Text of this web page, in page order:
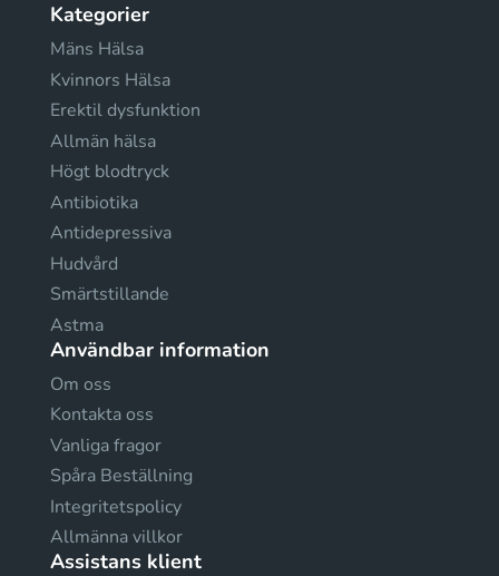
Kategorier
Mäns Hälsa
Kvinnors Hälsa
Erektil dysfunktion
Allmän hälsa
Högt blodtryck
Antibiotika
Antidepressiva
Hudvård
Smärtstillande
Astma
Användbar information
Om oss
Kontakta oss
Vanliga fragor
Spåra Beställning
Integritetspolicy
Allmänna villkor
Assistans klient